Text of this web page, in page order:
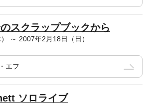
スクラップブックから
～ 2007年2月18日（日）
エフ
ソロライブ